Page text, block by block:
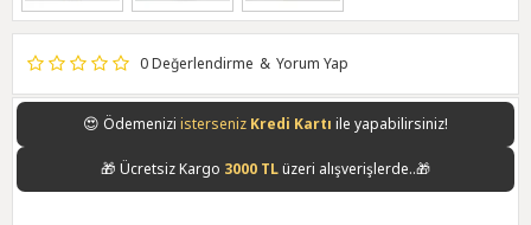
0 Değerlendirme & Yorum Yap
😍 Ödemenizi istersenizKredi Kartı ile yapabilirsiniz!
🎁 Ücretsiz Kargo 3000 TLüzeri alışverişlerde..🎁